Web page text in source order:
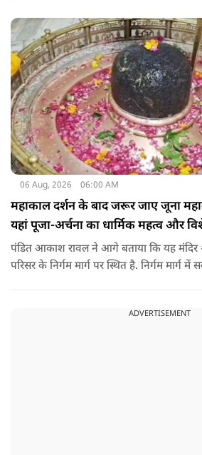
06 Aug, 2026 06:00 AM
महाकाल दर्शन के बाद जरूर जाए जूना
यहां पूजा-अर्चना का धार्मिक महत्व और
पंडित आकाश रावल ने आगे बताया कि यह मंदिर
परिसर के निर्गम मार्ग पर स्थित है. निर्गम मार्ग
ADVERTISEMENT